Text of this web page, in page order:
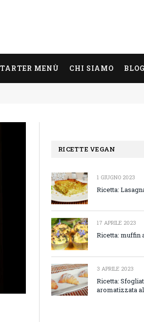
MENÙ CHI SIAMO BLOG
RICETTE VEGAN
1 GIUGNO 2023
Ricetta:
17 APRILE 2023
Ricetta: muffin
3 APRILE 2023
Ricetta:
aromatizzata